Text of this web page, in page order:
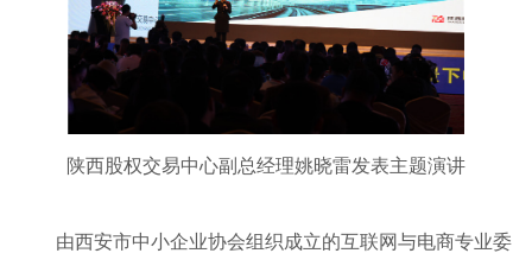
陕西股权交易中心副总经理姚晓雷发表主题演讲
由西安市中小企业协会组织成立的互联网与电商专业委